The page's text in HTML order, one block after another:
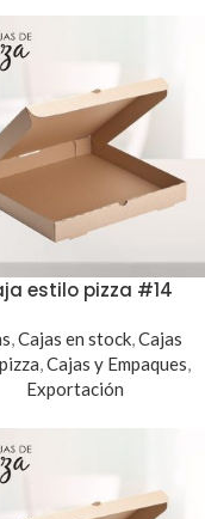
estilo pizza #14
,Cajas en stock,Cajas
,Cajas y Empaques,
Exportación